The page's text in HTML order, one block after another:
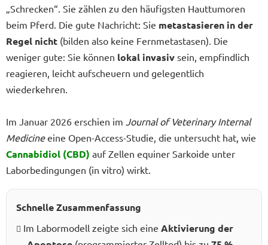
„Schrecken“. Sie zählen zu den häufigsten Hauttumoren
beim Pferd. Die gute Nachricht: Sie metastasieren in der
Regel nicht (bilden also keine Fernmetastasen). Die
weniger gute: Sie können lokal invasiv sein, empfindlich
reagieren, leicht aufscheuern und gelegentlich
wiederkehren.
Im Januar 2026 erschien im Journal of Veterinary Internal
Medicineeine Open-Access-Studie, die untersucht hat, wie
Cannabidiol (CBD) auf Zellen equiner Sarkoide unter
Laborbedingungen (in vitro) wirkt.
Schnelle Zusammenfassung
Im Labormodell zeigte sich eine Aktivierung der